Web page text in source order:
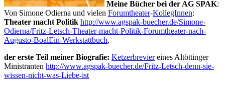
Meine Bücher bei der AG SPAK:
Von Simone Odierna und vielen Forumtheater-KollegInnen:
Theater macht Politik http://www.agspak-buecher.de/Simone-
Odierna/Fritz-Letsch-Theater-macht-Politik-Forumtheater-nach-
Augusto-BoalEin-Werkstattbuch,
der erste Teil meiner Biografie: Ketzerbreviereines Altöttinger
Ministranten http://www.agspak-buecher.de/Fritz-Letsch-denn-sie-
wissen-nicht-was-Liebe-ist